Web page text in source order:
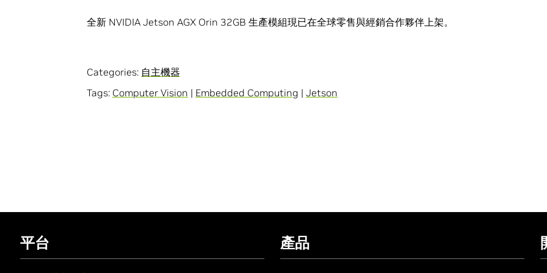
全新 NVIDIA Jetson AGX Orin 32GB 生產模組現已在全球零售與經銷合作夥伴上架。
Categories: 自主機器
Tags: Computer Vision | Embedded Computing | Jetson
平台 產品